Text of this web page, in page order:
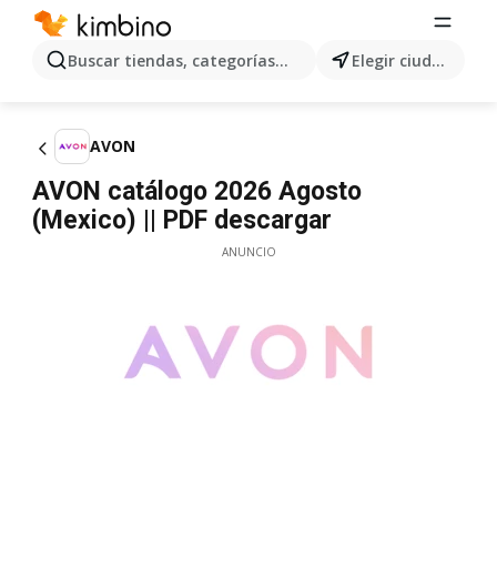
Buscar tiendas, categorías, productos... Elegir ciudad
AVON
AVON catálogo 2026 Agosto
(Mexico) || PDF descargar
ANUNCIO